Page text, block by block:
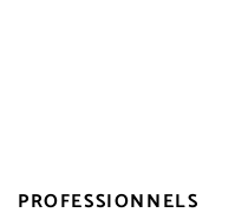
PROFESSIONNELS